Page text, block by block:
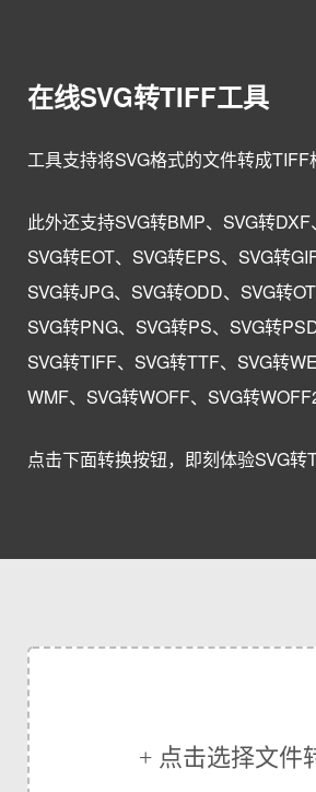
在线SVG转TIFF工具
工具支持将SVG格式的文件转成TIFF
此外还支持SVG转BMP、SVG转DXF
SVG转EOT、SVG转EPS、SVG转
SVG转JPG、SVG转ODD、SVG转
SVG转PNG、SVG转PS、SVG转
SVG转TIFF、SVG转TTF、SVG转
WMF、SVG转WOFF、SVG转
点击下面转换按钮，即刻体验SVG转
+ 点击选择文件